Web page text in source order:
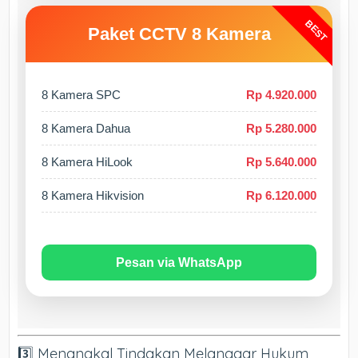
BEST
Paket CCTV 8 Kamera
8 Kamera SPC Rp 4.920.000
8 Kamera Dahua Rp 5.280.000
8 Kamera HiLook Rp 5.640.000
8 Kamera Hikvision Rp 6.120.000
Pesan via WhatsApp
3️⃣ Menangkal Tindakan Melanggar Hukum